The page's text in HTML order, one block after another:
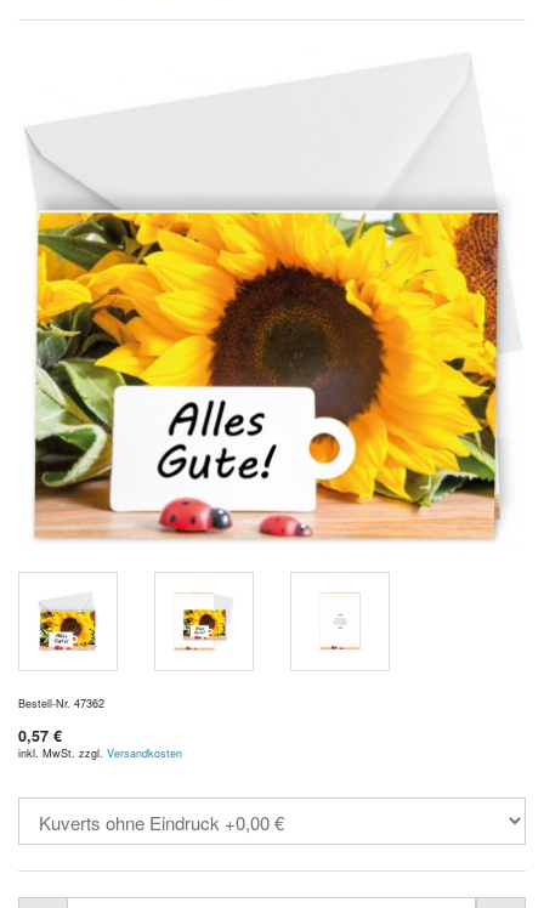
Bestell-Nr. 47362
0,57 €
inkl. MwSt. zzgl. Versandkosten